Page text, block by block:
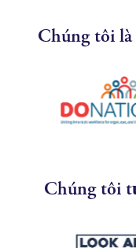
Chúng tôi
Chúng tôi